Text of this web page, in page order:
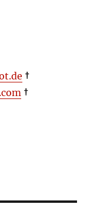
†
†